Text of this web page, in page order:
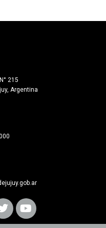
215
Argentina